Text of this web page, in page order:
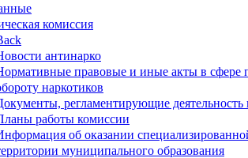
комиссия
антинарко
правовые и иные акты в сфере
наркотиков
регламентирующие деятельность
работы комиссии
об оказании
муниципального образования